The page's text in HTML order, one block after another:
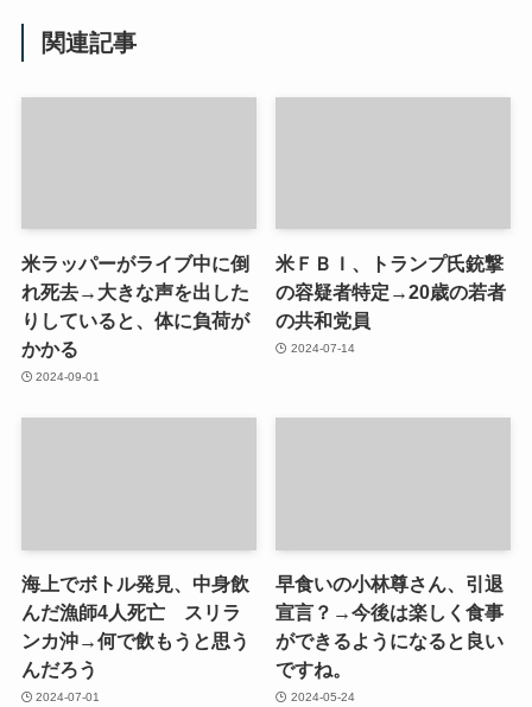
関連記事
米ラッパーがライブ中に倒
れ死去→大きな声を出した
りしていると、体に負荷が
かかる
2024-09-01
米ＦＢＩ、トランプ氏銃撃
の容疑者特定→20歳の若者
の共和党員
2024-07-14
海上でボトル発見、中身飲
んだ漁師4人死亡 スリラ
ンカ沖→何で飲もうと思う
んだろう
2024-07-01
早食いの小林尊さん、引退
宣言？→今後は楽しく食事
ができるようになると良い
ですね。
2024-05-24